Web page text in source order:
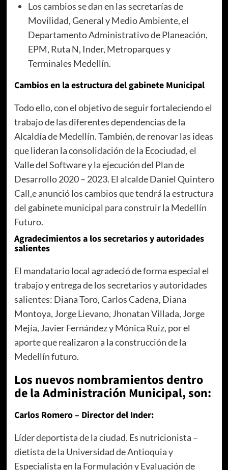
Los cambios se dan en las secretarías de
Movilidad, General y Medio Ambiente, el
Departamento Administrativo de Planeación,
EPM, Ruta N, Inder, Metroparques y
Terminales Medellín.
Cambios en la estructura del gabinete Municipal
Todo ello, con el objetivo de seguir fortaleciendo el
trabajo de las diferentes dependencias de la
Alcaldía de Medellín. También, de renovar las ideas
que lideran la consolidación de la Ecociudad, el
Valle del Software y la ejecución del Plan de
Desarrollo 2020 – 2023. El alcalde Daniel Quintero
Call,e anunció los cambios que tendrá la estructura
del gabinete municipal para construir la Medellín
Futuro.
Agradecimientos a los secretarios y autoridades
salientes
El mandatario local agradeció de forma especial el
trabajo y entrega de los secretarios y autoridades
salientes: Diana Toro, Carlos Cadena, Diana
Montoya, Jorge Lievano, Jhonatan Villada, Jorge
Mejía, Javier Fernández y Mónica Ruiz, por el
aporte que realizaron a la construcción de la
Medellín futuro.
Los nuevos nombramientos dentro
de la Administración Municipal, son:
Carlos Romero – Director del Inder:
Líder deportista de la ciudad. Es nutricionista –
dietista de la Universidad de Antioquia y
Especialista en la Formulación y Evaluación de